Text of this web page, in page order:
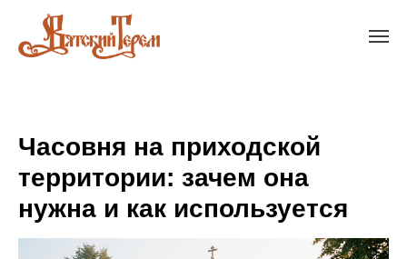
Часовня на приходской
территории: зачем она
нужна и как используется